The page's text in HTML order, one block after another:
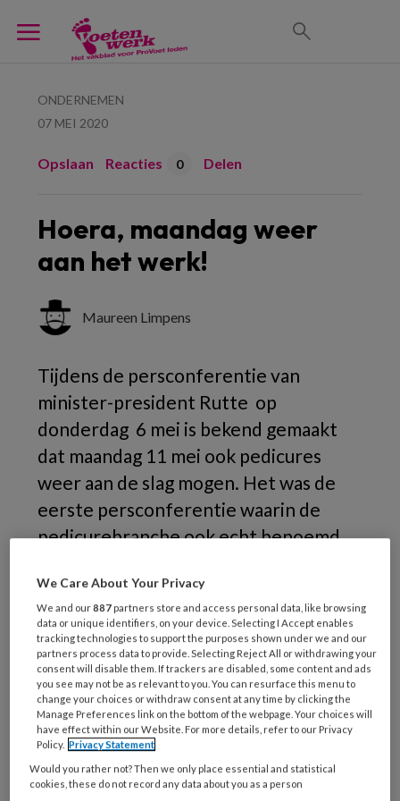
ONDERNEMEN
07 MEI 2020
Opslaan Reacties 0 Delen
Hoera, maandag weer
aan het werk!
Maureen Limpens
Tijdens de persconferentie van
minister-president Rutte op
donderdag 6 mei is bekend gemaakt
dat maandag 11 mei ook pedicures
weer aan de slag mogen. Het was de
eerste persconferentie waarin de
pedicurebranche ook echt benoemd
Hoe nu te werk te gaan is te lezen in de
protocollen die de brancheorganisaties
hebben gemaakt: één voor de ambulante
werkzaamheden en één voor de
pedicurepraktijk. Deze worden indien nodig
steeds bijgewerkt. De protocollen staan op de
website van ProVoet.
Vragen om te bepalen of een cliënt voor
We Care About Your Privacy
We and our887 partners store and access personal data, like browsing
data or unique identifiers, on your device. Selecting I Accept enables
tracking technologies to support the purposes shown under we and our
partners process data to provide. Selecting Reject All or withdrawing your
consent will disable them. If trackers are disabled, some content and ads
you see may not be as relevant to you. You can resurface this menu to
change your choices or withdraw consent at any time by clicking the
Manage Preferences link on the bottom of the webpage. Your choices will
have effect within our Website. For more details, refer to our Privacy
Policy. Privacy Statement
Would you rather not? Then we only place essential and statistical
cookies, these do not record any data about you as a person